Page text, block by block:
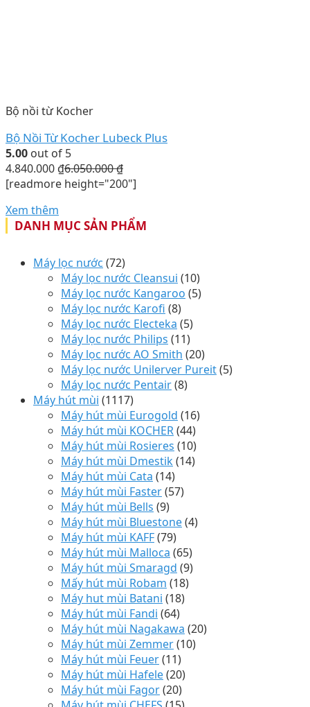
Bộ nồi từ Kocher
Bộ Nồi Từ Kocher Lubeck Plus
5.00 out of 5
4.840.000 ₫6.050.000₫
[readmore height="200"]
Xem thêm
DANH MỤC SẢN PHẨM
Máy lọc nước (72)
Máy lọc nước Cleansui (10)
Máy lọc nước Kangaroo (5)
Máy lọc nước Karofi (8)
Máy lọc nước Electeka (5)
Máy lọc nước Philips (11)
Máy lọc nước AO Smith (20)
Máy lọc nước Unilerver Pureit(5)
Máy lọc nước Pentair(8)
Máy hút mùi (1117)
Máy hút mùi Eurogold (16)
Máy hút mùi KOCHER(44)
Máy hút mùi Rosieres (10)
Máy hút mùi Dmestik(14)
Máy hút mùi Cata (14)
Máy hút mùi Faster(57)
Máy hút mùi Bells (9)
Máy hút mùi Bluestone(4)
Máy hút mùi KAFF(79)
Máy hút mùi Malloca (65)
Máy hút mùi Smaragd (9)
Mấy hút mùi Robam (18)
Máy hut mùi Batani (18)
Máy hút mùi Fandi (64)
Máy hút mùi Nagakawa (20)
Máy hút mùi Zemmer(10)
Máy hút mùi Feuer(11)
Máy hút mùi Hafele(20)
Máy hút mùi Fagor(20)